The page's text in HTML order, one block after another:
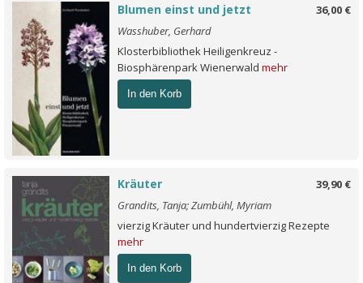
36,00 €
Blumen einst und jetzt
Wasshuber, Gerhard
Klosterbibliothek Heiligenkreuz -
Biosphärenpark Wienerwald mehr
In den Korb
39,90 €
Kräuter
Grandits, Tanja; Zumbühl, Myriam
vierzig Kräuter und hundertvierzig Rezepte
mehr
In den Korb